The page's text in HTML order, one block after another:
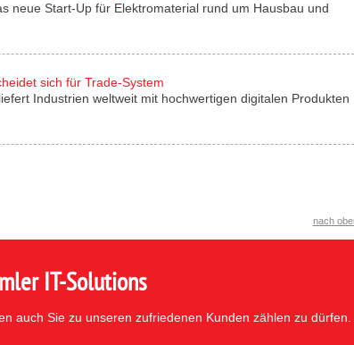
neue Start-Up für Elektromaterial rund um Hausbau und
sich für Trade-System
Industrien weltweit mit hochwertigen digitalen Produkten
nach
IT-Solutions
auch Sie zu unseren zufriedenen Kunden zählen zu dürfen.